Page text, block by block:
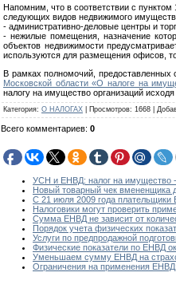
Напомним, что в соответствии с пунктом
следующих видов недвижимого
- административно-деловые центры и
- нежилые помещения, назначение
объектов недвижимости
используются для размещения офисов,
В рамках полномочий,
Московской области «О налоге на
налогу на имущество организаций
Категория: О НАЛОГАХ Просмотров: 1668
Всего комментариев: 0
УСН и ЕНВД: налог на имущество -
Новый товарный чек вмененщика
С 21 июля 2009 года
Налоговики могут проверить
Сумма ЕНВД не зависит от
Порядок учета физических
Услуги по предпродажной
Физические показатели по ЕНВД
Уменьшаем сумму ЕНВД на
Ограничения на применения